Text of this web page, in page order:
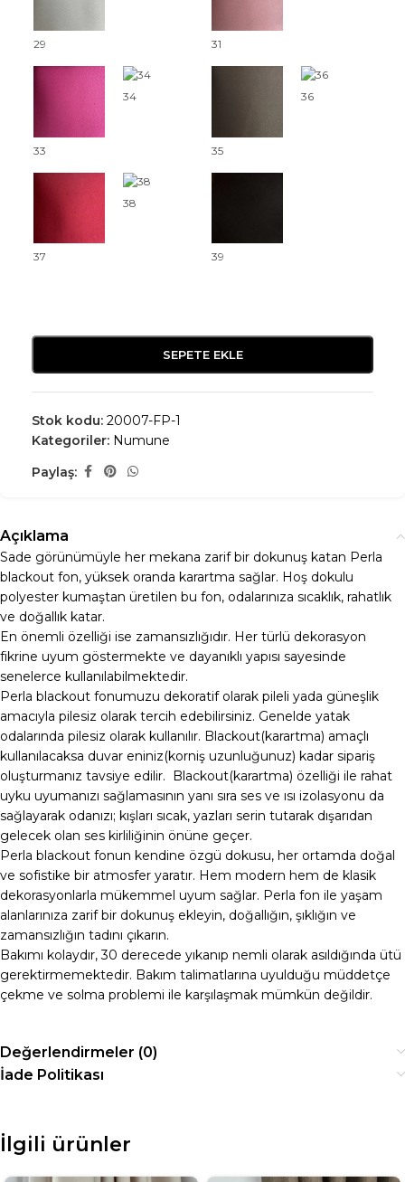
29 31
33
34
35
36
37
38
39
SEPETE EKLE
Stok kodu: 20007-FP-1
Kategoriler: Numune
Paylaş:
Açıklama
Sade görünümüyle her mekana zarif bir dokunuş katan Perla
blackout fon, yüksek oranda karartma sağlar. Hoş dokulu
polyester kumaştan üretilen bu fon, odalarınıza sıcaklık, rahatlık
ve doğallık katar.
En önemli özelliği ise zamansızlığıdır. Her türlü dekorasyon
fikrine uyum göstermekte ve dayanıklı yapısı sayesinde
senelerce kullanılabilmektedir.
Perla blackout fonumuzu dekoratif olarak pileli yada güneşlik
amacıyla pilesiz olarak tercih edebilirsiniz. Genelde yatak
odalarında pilesiz olarak kullanılır. Blackout(karartma) amaçlı
kullanılacaksa duvar eniniz(korniş uzunluğunuz) kadar sipariş
oluşturmanız tavsiye edilir. Blackout(karartma) özelliği ile rahat
uyku uyumanızı sağlamasının yanı sıra ses ve ısı izolasyonu da
sağlayarak odanızı; kışları sıcak, yazları serin tutarak dışarıdan
gelecek olan ses kirliliğinin önüne geçer.
Perla blackout fonun kendine özgü dokusu, her ortamda doğal
ve sofistike bir atmosfer yaratır. Hem modern hem de klasik
dekorasyonlarla mükemmel uyum sağlar. Perla fon ile yaşam
alanlarınıza zarif bir dokunuş ekleyin, doğallığın, şıklığın ve
zamansızlığın tadını çıkarın.
Bakımı kolaydır, 30 derecede yıkanıp nemli olarak asıldığında ütü
gerektirmemektedir. Bakım talimatlarına uyulduğu müddetçe
çekme ve solma problemi ile karşılaşmak mümkün değildir.
Değerlendirmeler (0)
İade Politikası
İlgili ürünler